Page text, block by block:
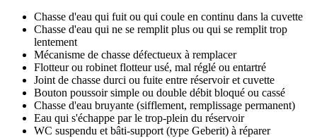
Chasse d'eau qui fuit ou qui coule en continu dans la cuvette
Chasse d'eau qui ne se remplit plus ou qui se remplit trop
lentement
Mécanisme de chasse défectueux à remplacer
Flotteur ou robinet flotteur usé, mal réglé ou entartré
Joint de chasse durci ou fuite entre réservoir et cuvette
Bouton poussoir simple ou double débit bloqué ou cassé
Chasse d'eau bruyante (sifflement, remplissage permanent)
Eau qui s'échappe par le trop-plein du réservoir
WC suspendu et bâti-support (type Geberit) à réparer